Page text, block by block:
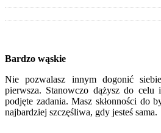
Bardzo wąskie
Nie pozwalasz innym dogonić
pierwsza. Stanowczo dążysz do celu
podjęte zadania. Masz skłonności do
najbardziej szczęśliwa, gdy jesteś sama.